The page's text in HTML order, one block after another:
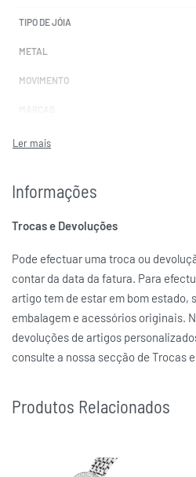
TIPO DE JÓIA
METAL
MOVIMENTO
Informações
Trocas e Devoluções
Pode efectuar uma troca ou
contar da data da fatura. Para
artigo tem de estar em bom estado,
embalagem e acessórios originais.
devoluções de artigos
consulte a nossa secção de Trocas
Produtos Relacionados